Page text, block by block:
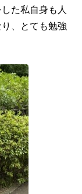
た私自身も人
、とても勉強